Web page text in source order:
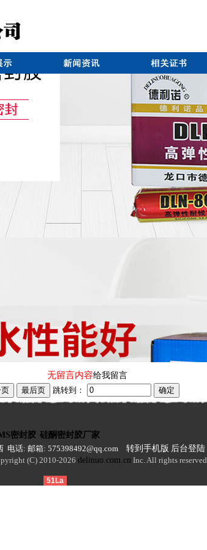
无留言内容给我留言
跳转到：
密封胶 硅酮密封胶厂家
电话: 邮箱: 575398492@qq.com 转到手机版 后台登陆
(C) 2010-2026 delinuo.com.cn Inc. All rights reserved
51La